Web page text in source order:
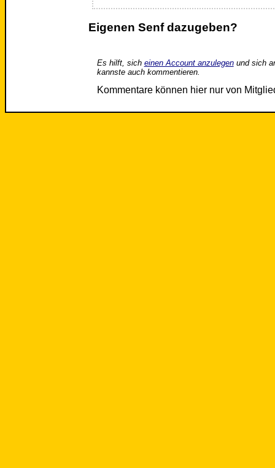
Eigenen Senf dazugeben?
Es hilft, sich einen Account anzulegenund sich
kannste auch kommentieren.
Kommentare können hier nur von